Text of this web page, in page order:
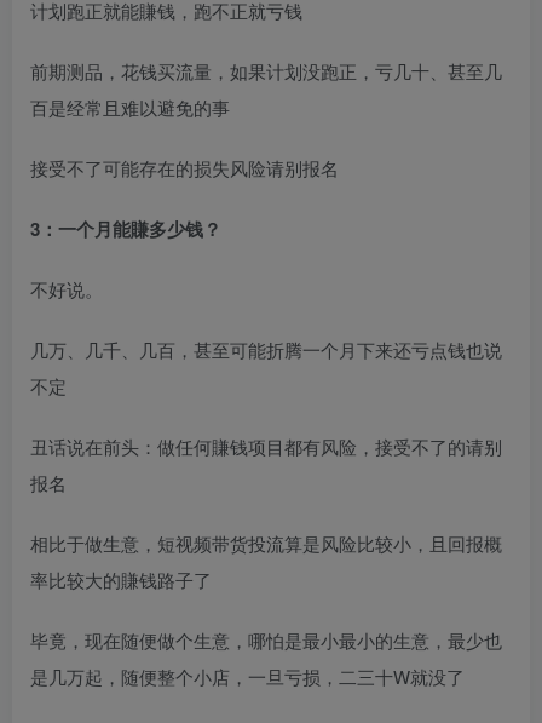
计划跑正就能賺钱，跑不正就亏钱
前期测品，花钱买流量，如果计划没跑正，亏几十、甚至几
百是经常且难以避免的事
接受不了可能存在的损失风险请别报名
3：一个月能賺多少钱？
不好说。
几万、几千、几百，甚至可能折腾一个月下来还亏点钱也说
不定
丑话说在前头：做任何賺钱项目都有风险，接受不了的请别
报名
相比于做生意，短视频带货投流算是风险比较小，且回报概
率比较大的賺钱路子了
毕竟，现在随便做个生意，哪怕是最小最小的生意，最少也
是几万起，随便整个小店，一旦亏损，二三十W就没了